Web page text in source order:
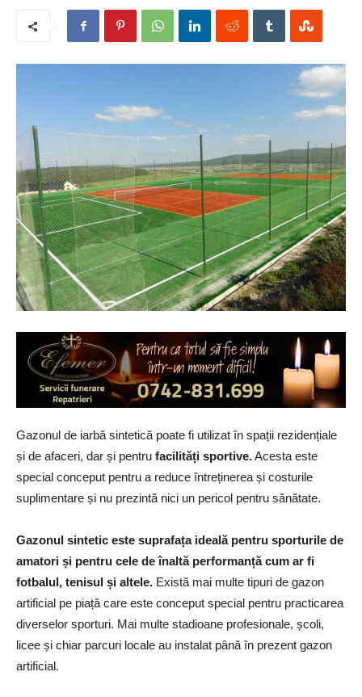
Gazonul de iarbă sintetică poate fi utilizat în spații rezidențiale
și de afaceri, dar și pentru facilități sportive.Acesta este
special conceput pentru a reduce întreținerea și costurile
suplimentare și nu prezintă nici un pericol pentru sănătate.
Gazonul sintetic este suprafața ideală pentru sporturile de
amatori și pentru cele de înaltă performanță cum ar fi
fotbalul, tenisul și altele. Există mai multe tipuri de gazon
artificial pe piață care este conceput special pentru practicarea
diverselor sporturi. Mai multe stadioane profesionale, școli,
licee și chiar parcuri locale au instalat până în prezent gazon
artificial.